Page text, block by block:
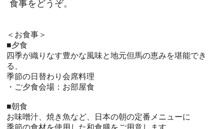
食事をどうぞ。
＜お食事＞
■夕食
四季が織りなす豊かな風味と地元但馬の恵みを堪能でき
る、
季節の日替わり会席料理
・ご夕食会場：お部屋食
■朝食
お味噌汁、焼き魚など、日本の朝の定番メニューに